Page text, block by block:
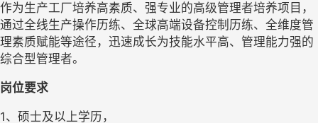
作为生产工厂培养高素质、强专业的高级管理者培养项目，
通过全线生产操作历练、全球高端设备控制历练、全维度管
理素质赋能等途径，迅速成长为技能水平高、管理能力强的
综合型管理者。
岗位要求
1、硕士及以上学历，